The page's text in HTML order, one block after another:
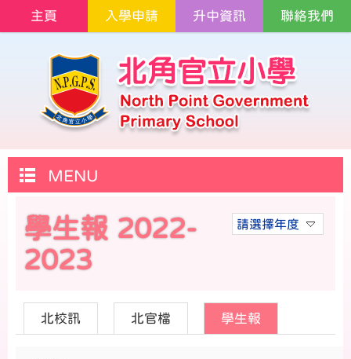
主頁 入學申請 升中資訊 聯絡我們
MENU
請選擇年度
學生報 2022-
2023
北校訊 北官檔 學生報